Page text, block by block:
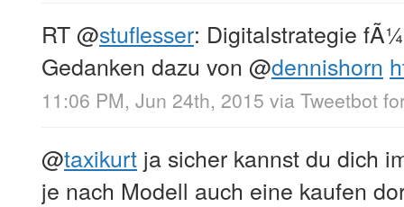
RT@stuflesser: Digitalstrategie
Gedanken dazu von @dennishorn
11:06 PM, Jun 24th, 2015 via Tweetbot
@taxikurt ja sicher kannst du dich
je nach Modell auch eine kaufen